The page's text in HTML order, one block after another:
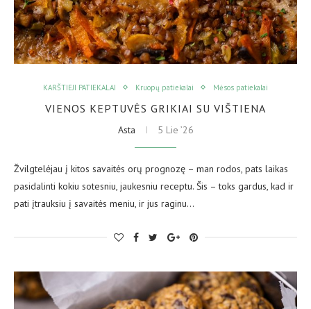
KARŠTIEJI PATIEKALAI Kruopų patiekalai Mėsos patiekalai
VIENOS KEPTUVĖS GRIKIAI SU VIŠTIENA
Asta 5 Lie ’26
Žvilgtelėjau į kitos savaitės orų prognozę – man rodos, pats laikas
pasidalinti kokiu sotesniu, jaukesniu receptu. Šis – toks gardus, kad ir
pati įtrauksiu į savaitės meniu, ir jus raginu…